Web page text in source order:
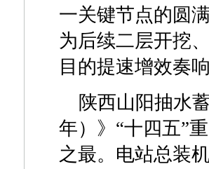
一关键节点的圆
为后续二层开挖
目的提速增效奏
陕西山阳抽水
年）》“十四五”
之最。电站总装